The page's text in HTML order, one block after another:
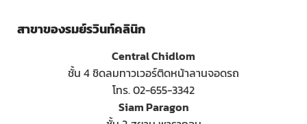
สาขาของรมย์รวินท์คลินิก
Central Chidlom
ชั้น 4 ชิดลมทาวเวอร์ติดหน้าลานจอดรถ
โทร. 02-655-3342
Siam Paragon